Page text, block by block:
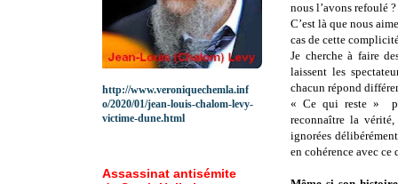
nous l’avons refoulé
C’est là que nous
cas de cette
Je cherche à faire
laissent les
chacun répond
« Ce qui reste »
reconnaître la
ignorées
en cohérence avec ce
http://www.veroniquechemla.inf
o/2020/01/jean-louis-chalom-levy-
victime-dune.html
Assassinat antisémite